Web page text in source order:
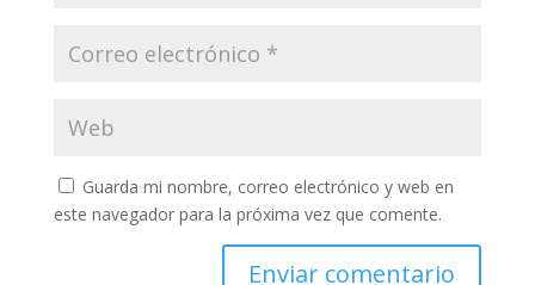
Guarda mi nombre, correo electrónico y web en
este navegador para la próxima vez que comente.